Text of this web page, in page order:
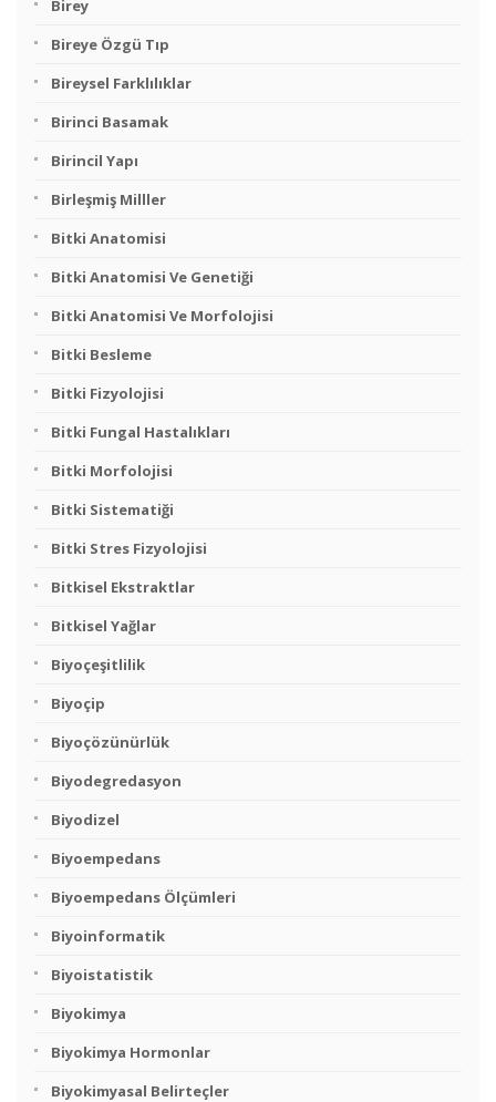
Birey
Bireye Özgü Tıp
Bireysel Farklılıklar
Birinci Basamak
Birincil Yapı
Birleşmiş Milller
Bitki Anatomisi
Bitki Anatomisi Ve Genetiği
Bitki Anatomisi Ve Morfolojisi
Bitki Besleme
Bitki Fizyolojisi
Bitki Fungal Hastalıkları
Bitki Morfolojisi
Bitki Sistematiği
Bitki Stres Fizyolojisi
Bitkisel Ekstraktlar
Bitkisel Yağlar
Biyoçeşitlilik
Biyoçip
Biyoçözünürlük
Biyodegredasyon
Biyodizel
Biyoempedans
Biyoempedans Ölçümleri
Biyoinformatik
Biyoistatistik
Biyokimya
Biyokimya Hormonlar
Biyokimyasal Belirteçler